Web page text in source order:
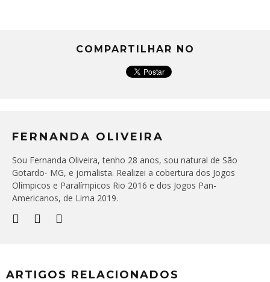
COMPARTILHAR NO
FERNANDA OLIVEIRA
Sou Fernanda Oliveira, tenho 28 anos, sou natural de São
Gotardo- MG, e jornalista. Realizei a cobertura dos Jogos
Olímpicos e Paralímpicos Rio 2016 e dos Jogos Pan-
Americanos, de Lima 2019.
ARTIGOS RELACIONADOS